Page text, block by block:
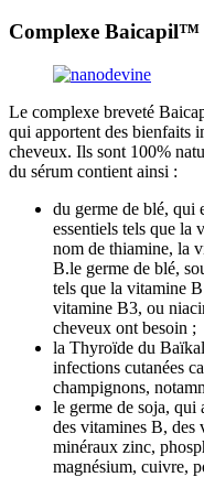
Complexe Baicapil™
Le complexe breveté
qui apportent des bienfaits
cheveux. Ils sont 100%
du sérum contient ainsi :
du germe de blé, qui
essentiels tels que la
nom de thiamine, la
B.le germe de blé,
tels que la vitamine
vitamine B3, ou
cheveux ont besoin ;
la Thyroïde du
infections cutanées
champignons,
le germe de soja, qui
des vitamines B, des
minéraux zinc,
magnésium, cuivre,